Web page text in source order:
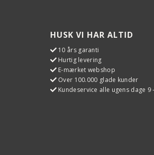
HUSK VI HAR ALTID
10 års garanti
Hurtig levering
E-mærket webshop
Over 100.000 glade kunder
Kundeservice alle ugens dage 9